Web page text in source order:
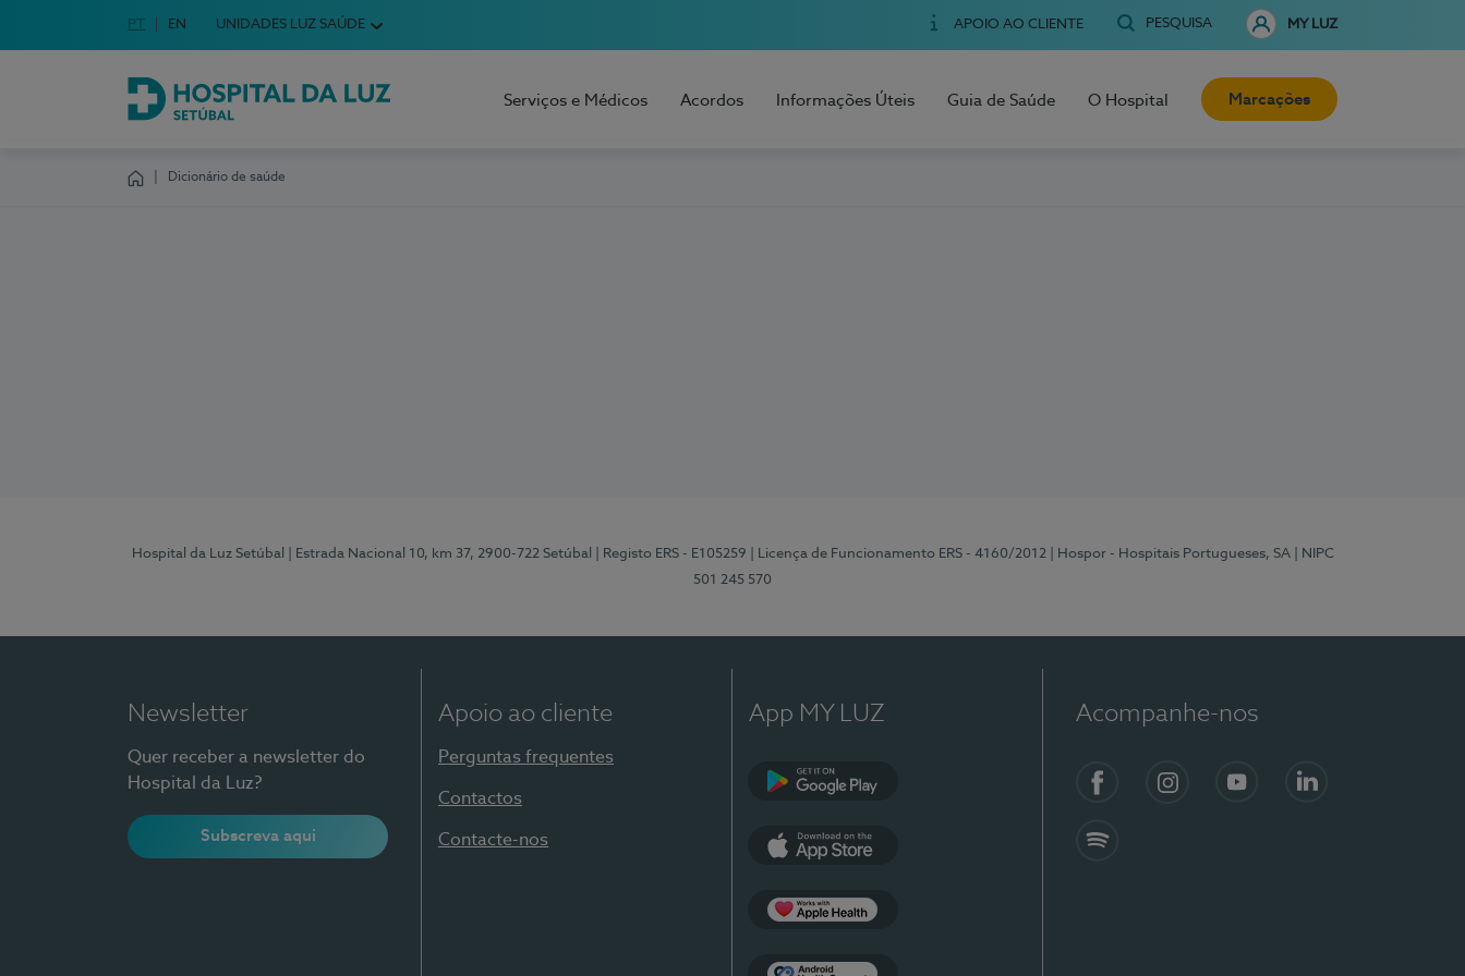
Escolha o seu idioma
Idioma em Português
PT English Language
EN UNIDADES LUZ SAÚDE APOIO AO CLIENTE PESQUISA MY LUZ
Hospital da Luz Setúbal
Serviços e Médicos Acordos Informações Úteis Guia de Saúde O Hospital Marcações
Dicionário de saúde
Hospital da Luz Setúbal | Estrada Nacional 10, km 37, 2900-722 Setúbal | Registo ERS - E105259 | Licença de Funcionamento ERS - 4160/2012 | Hospor - Hospitais Portugueses, SA
| NIPC
501 245 570
Newsletter
Quer receber a newsletter do
Hospital da Luz?
Subscreva aqui
Apoio ao cliente
Perguntas frequentes
Contactos
Contacte-nos
App MY LUZ Acompanhe-nos